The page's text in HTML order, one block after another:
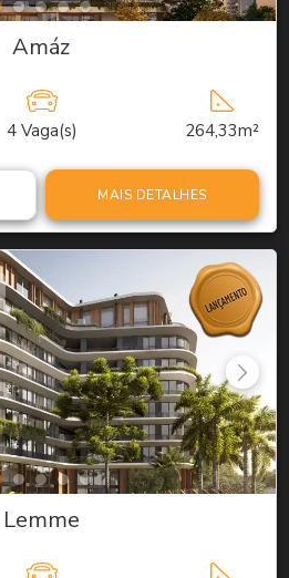
Amáz
4 Vaga(s) 264,33m²
MAIS DETALHES
Lemme